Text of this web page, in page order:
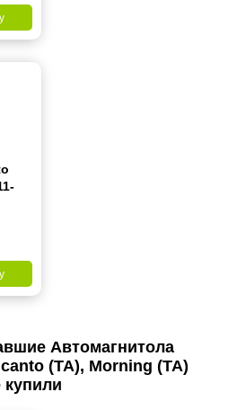
32
Автомагнитола
(TA), Morning (TA)
купили